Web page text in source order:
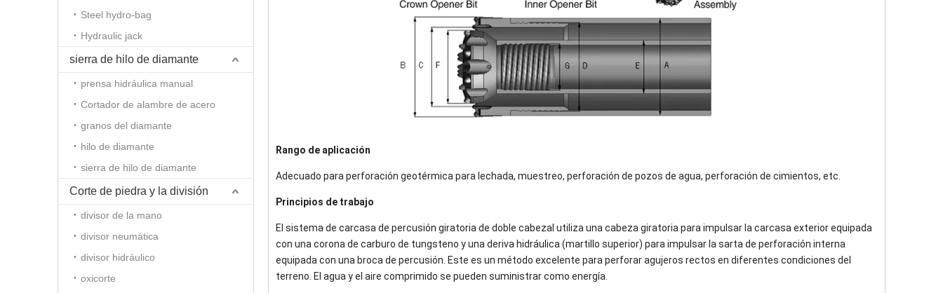
Steel hydro-bag
Hydraulic jack
sierra de hilo de diamante
prensa hidráulica manual
Cortador de alambre de acero
granos del diamante
hilo de diamante
sierra de hilo de diamante
Corte de piedra y la división
divisor de la mano
divisor neumática
divisor hidráulico
oxicorte
Rango de aplicación
Adecuado para perforación geotérmica para lechada, muestreo, perforación de pozos de agua, perforación de cimientos, etc.
Principios de trabajo
El sistema de carcasa de percusión giratoria de doble cabezal utiliza una cabeza giratoria para impulsar la carcasa exterior equipada
con una corona de carburo de tungsteno y una deriva hidráulica (martillo superior) para impulsar la sarta de perforación interna
equipada con una broca de percusión. Este es un método excelente para perforar agujeros rectos en diferentes condiciones del
terreno. El agua y el aire comprimido se pueden suministrar como energía.